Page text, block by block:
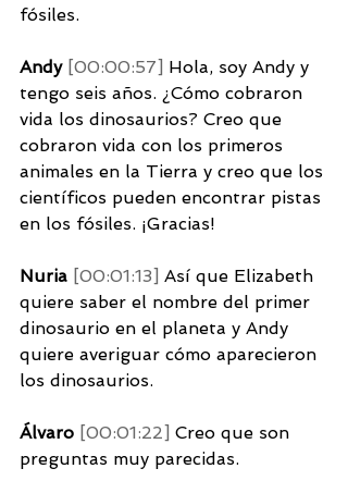
fósiles.
Andy [00:00:57] Hola, soy Andy y
tengo seis años. ¿Cómo cobraron
vida los dinosaurios? Creo que
cobraron vida con los primeros
animales en la Tierra y creo que los
científicos pueden encontrar pistas
en los fósiles. ¡Gracias!
Nuria [00:01:13] Así que Elizabeth
quiere saber el nombre del primer
dinosaurio en el planeta y Andy
quiere averiguar cómo aparecieron
los dinosaurios.
Álvaro [00:01:22] Creo que son
preguntas muy parecidas.